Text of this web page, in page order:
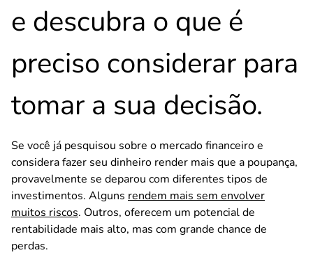
e descubra o que é
preciso considerar para
tomar a sua decisão.
Se você já pesquisou sobre o mercado financeiro e
considera fazer seu dinheiro render mais que a poupança,
provavelmente se deparou com diferentes tipos de
investimentos. Alguns rendem mais sem envolver
muitos riscos. Outros, oferecem um potencial de
rentabilidade mais alto, mas com grande chance de
perdas.